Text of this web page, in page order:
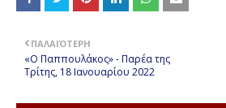
ΠΑΛΑΙΌΤΕΡΗ
«Ο Παππουλάκος» - Παρέα της
Τρίτης, 18 Ιανουαρίου 2022